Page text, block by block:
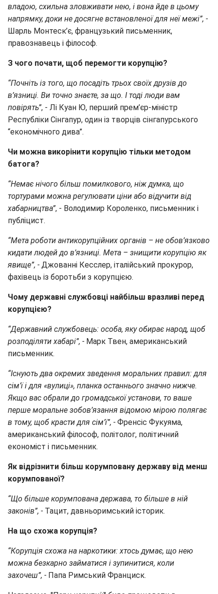
владою, схильна зловживати нею, і вона йде в цьому
напрямку, доки не досягне встановленої для неї межі”, -
Шарль Монтеск’є, французький письменник,
правознавець і філософ.
З чого почати, щоб перемогти корупцію?
“Почніть із того, що посадіть трьох своїх друзів до
в’язниці. Ви точно знаєте, за що. І тоді люди вам
повірять”, - Лі Куан Ю, перший прем’єр-міністр
Республіки Сінгапур, один із творців сінгапурського
“економічного дива”.
Чи можна викорінити корупцію тільки методом
батога?
“Немає нічого більш помилкового, ніж думка, що
тортурами можна регулювати ціни або відучити від
хабарництва”, - Володимир Короленко, письменник і
публіцист.
“Мета роботи антикорупційних органів – не обов’язково
кидати людей до в’язниці. Мета – знищити корупцію як
явище”, - Джованні Кесслер, італійський прокурор,
фахівець із боротьби з корупцією.
Чому державні службовці найбільш вразливі перед
корупцією?
“Державний службовець: особа, яку обирає народ, щоб
розподіляти хабарі”, - Марк Твен, американський
письменник.
“Існують два окремих зведення моральних правил: для
сім’ї і для «вулиці», планка останнього значно нижче.
Якщо вас обрали до громадської установи, то ваше
перше моральне зобов’язання відомою мірою полягає
в тому, щоб красти для сім’ї”, - Френсіс Фукуяма,
американський філософ, політолог, політичний
економіст і письменник.
Як відрізнити більш корумповану державу від менш
корумпованої?
“Що більше корумпована держава, то більше в ній
законів”, - Тацит, давньоримський історик.
На що схожа корупція?
“Корупція схожа на наркотики: хтось думає, що нею
можна безкарно займатися і зупинитися, коли
захочеш”, - Папа Римський Франциск.